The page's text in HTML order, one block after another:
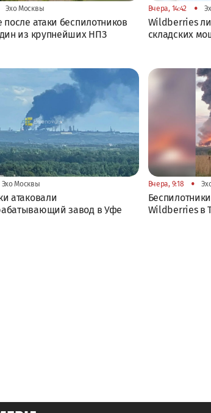
Эхо Москвы
атаки беспилотников
из крупнейших НПЗ
Вчера, 14:42 •
Wildberries
складских
Эхо Москвы
атаковали
завод в Уфе
Вчера, 9:18 •
Wildberries в